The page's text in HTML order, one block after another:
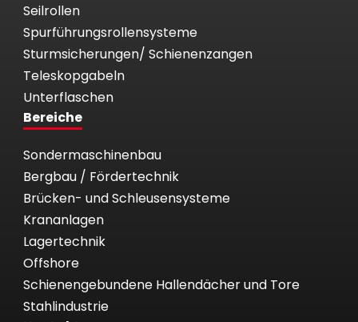
Seilrollen
Spurführungsrollensysteme
Sturmsicherungen/ Schienenzangen
Teleskopgabeln
Unterflaschen
Bereiche
Sondermaschinenbau
Bergbau / Fördertechnik
Brücken- und Schleusensysteme
Krananlagen
Lagertechnik
Offshore
Schienengebundene Hallendächer und Tore
Stahlindustrie